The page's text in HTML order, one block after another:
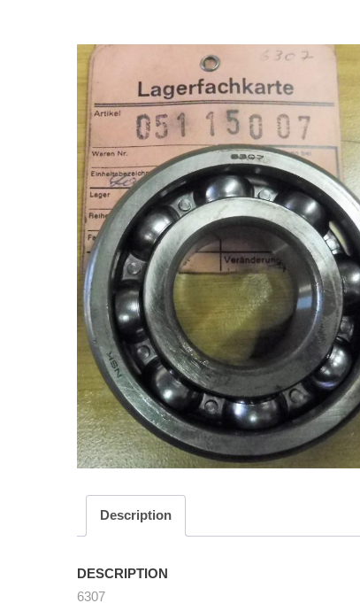
Description
DESCRIPTION
6307